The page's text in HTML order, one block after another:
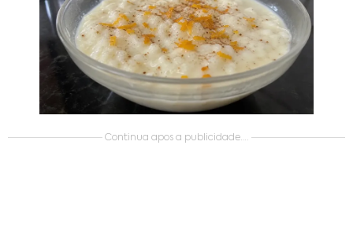
Continua apos a publicidade….